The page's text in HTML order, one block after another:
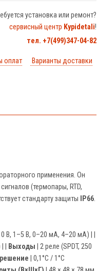
установка или ремонт?
сервисный центр Kypidetali!
тел. +7(499)347-04-82
оплат Варианты доставки
применения. Он
(термопары, RTD,
стандарту защиты IP66.
В, 1–5 В, 0–20 мА, 4–20 мА) | |
| Выходы | 2 реле (SPDT, 250
| 0,1°C / 1°C